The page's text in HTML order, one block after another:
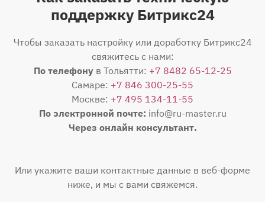
поддержку Битрикс24
Чтобы заказать настройку или доработку Битрикс24
свяжитесь с нами:
По телефонув Тольятти: +7 8482 65-12-25
Самаре: +7 846 300-25-55
Москве: +7 495 134-11-55
По электронной почте: info@ru-master.ru
Через онлайн консультант.
Или укажите ваши контактные данные в веб-форме
ниже, и мы с вами свяжемся.